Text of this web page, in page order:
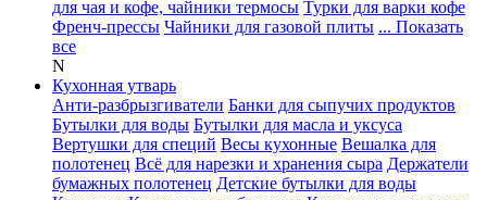
для чая и кофе, чайники термосы Турки для варки кофе
Френч-прессы Чайники для газовой плиты ... Показать
все
N
Кухонная утварь
Анти-разбрызгиватели Банки для сыпучих продуктов
Бутылки для воды Бутылки для масла и уксуса
Вертушки для специй Весы кухонные Вешалка для
полотенец Всё для нарезки и хранения сыра Держатели
бумажных полотенец Детские бутылки для воды